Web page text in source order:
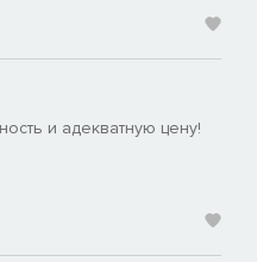
и адекватную цену!